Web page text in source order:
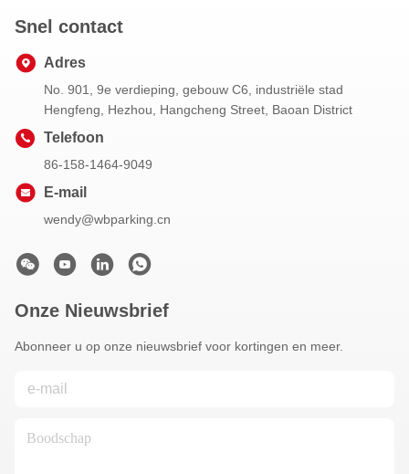
Snel contact
Adres
No. 901, 9e verdieping, gebouw C6, industriële stad
Hengfeng, Hezhou, Hangcheng Street, Baoan District
Telefoon
86-158-1464-9049
E-mail
wendy@wbparking.cn
Onze Nieuwsbrief
Abonneer u op onze nieuwsbrief voor kortingen en meer.